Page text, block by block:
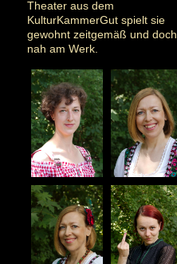
Theater aus dem
KulturKammerGut spielt sie
gewohnt zeitgemäß und doch
nah am Werk.